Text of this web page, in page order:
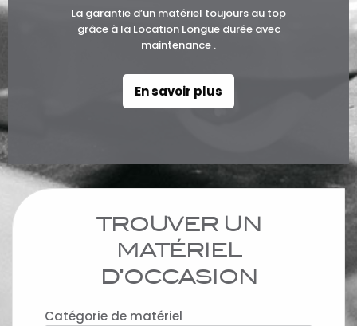
La garantie d’un matériel toujours au top
grâce à la Location Longue durée avec
maintenance .
En savoir plus
TROUVER UN
MATÉRIEL
D’OCCASION
Catégorie de matériel